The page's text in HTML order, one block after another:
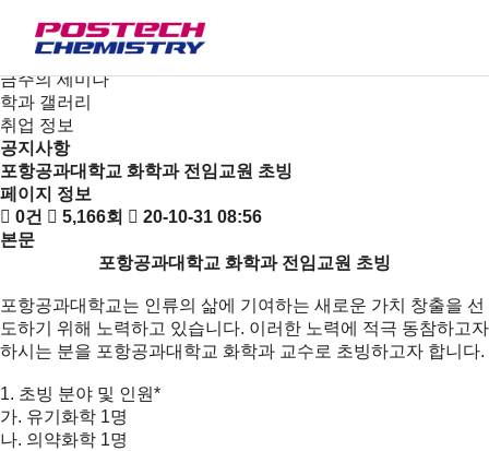
공지사항
금주의 세미나
학과 갤러리
취업 정보
공지사항
포항공과대학교 화학과 전임교원 초빙
페이지 정보
0건
5,166회
20-10-31 08:56
본문
포항공과대학교 화학과 전임교원 초빙
포항공과대학교는 인류의 삶에 기여하는 새로운 가치 창출을 선
도하기 위해 노력하고 있습니다. 이러한 노력에 적극 동참하고자
하시는 분을 포항공과대학교 화학과 교수로 초빙하고자 합니다.
1. 초빙 분야 및 인원*
가. 유기화학 1명
나. 의약화학 1명